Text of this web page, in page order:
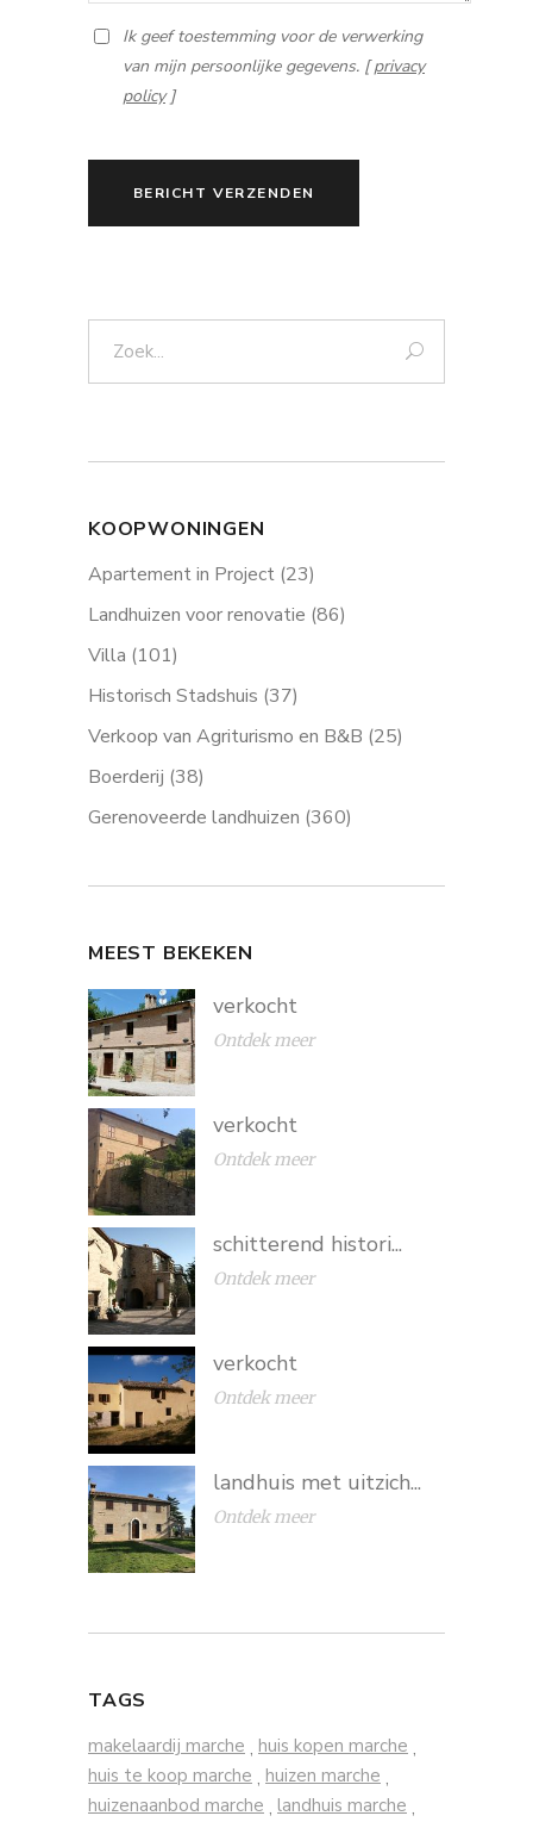
Ik geef toestemming voor de verwerking
van mijn persoonlijke gegevens. [privacy
policy]
BERICHT VERZENDEN
KOOPWONINGEN
Apartement in Project (23)
Landhuizen voor renovatie (86)
Villa (101)
Historisch Stadshuis (37)
Verkoop van Agriturismo en B&B (25)
Boerderij (38)
Gerenoveerde landhuizen (360)
MEEST BEKEKEN
verkocht
Ontdek meer
verkocht
Ontdek meer
schitterend histori...
Ontdek meer
verkocht
Ontdek meer
landhuis met uitzich...
Ontdek meer
TAGS
makelaardij marche , huis kopen marche ,
huis te koop marche , huizen marche ,
huizenaanbod marche , landhuis marche ,